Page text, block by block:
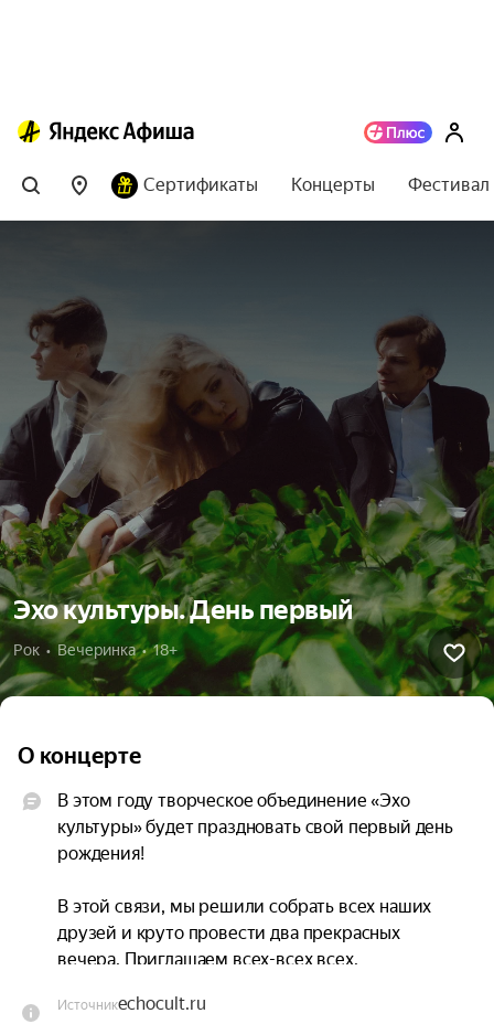
Сертификаты Концерты
Эхо культуры. День первый
Рок  •  Вечеринка  •  18+
О концерте
В этом году творческое объединение «Эхо
культуры» будет праздновать свой первый день
рождения!
В этой связи, мы решили собрать всех наших
друзей и круто провести два прекрасных
вечера. Приглашаем всех-всех всех.
проведём время.
Источникechocult.ru